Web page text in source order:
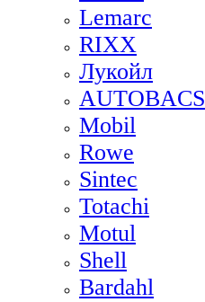
Lemarc
RIXX
Лукойл
AUTOBACS
Mobil
Rowe
Sintec
Totachi
Motul
Shell
Bardahl